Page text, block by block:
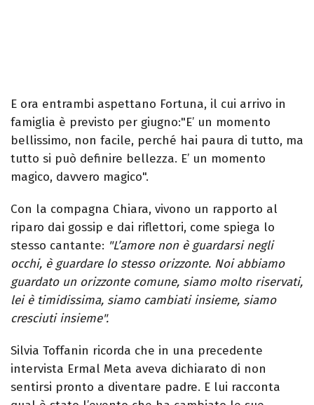
E ora entrambi aspettano Fortuna, il cui arrivo in
famiglia è previsto per giugno:"E’ un momento
bellissimo, non facile, perché hai paura di tutto, ma
tutto si può definire bellezza. E’ un momento
magico, davvero magico".
Con la compagna Chiara, vivono un rapporto al
riparo dai gossip e dai riflettori, come spiega lo
stesso cantante: "L’amore non è guardarsi negli
occhi, è guardare lo stesso orizzonte. Noi abbiamo
guardato un orizzonte comune, siamo molto riservati,
lei è timidissima, siamo cambiati insieme, siamo
cresciuti insieme".
Silvia Toffanin ricorda che in una precedente
intervista Ermal Meta aveva dichiarato di non
sentirsi pronto a diventare padre. E lui racconta